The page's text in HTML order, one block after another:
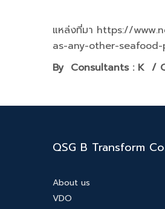
แหล่งที่มา https://
as-any-other-
By Consultants : K /
QSG B Transform
About us
VDO